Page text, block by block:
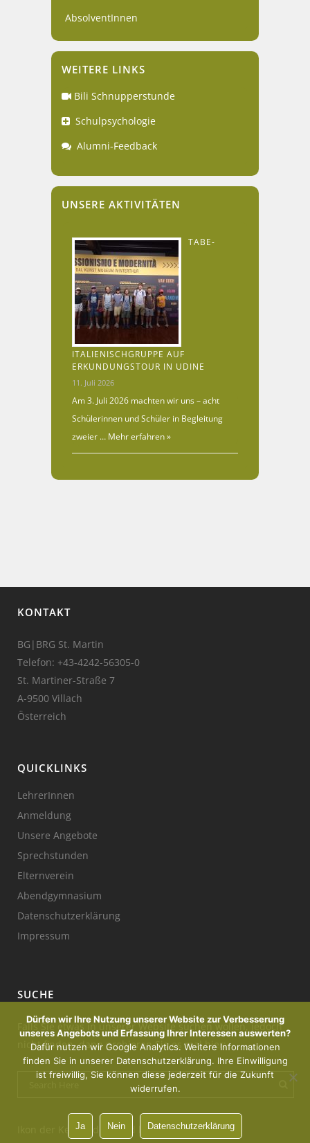
AbsolventInnen
WEITERE LINKS
Bili Schnupperstunde
Schulpsychologie
Alumni-Feedback
UNSERE AKTIVITÄTEN
TABE-
ITALIENISCHGRUPPE AUF
ERKUNDUNGSTOUR IN UDINE
11. Juli 2026
Am 3. Juli 2026 machten wir uns – acht
Schülerinnen und Schüler in Begleitung
zweier … Mehr erfahren »
KONTAKT
BG|BRG St. Martin
Telefon: +43-4242-56305-0
St. Martiner-Straße 7
A-9500 Villach
Österreich
QUICKLINKS
LehrerInnen
Anmeldung
Unsere Angebote
Sprechstunden
Elternverein
Abendgymnasium
Datenschutzerklärung
Impressum
SUCHE
Falls Sie etwas in unserer Website suchen wollen, jedoch
nicht finden, dann probieren Sie es mal hier:
Ikon der Kerze : designed by Freepik
Dürfen wir Ihre Nutzung unserer Website zur Verbesserung
unseres Angebots und Erfassung Ihrer Interessen auswerten?
Dafür nutzen wir Google Analytics. Weitere Informationen
finden Sie in unserer Datenschutzerklärung. Ihre Einwilligung
ist freiwillig, Sie können diese jederzeit für die Zukunft
widerrufen.
Ja Nein Datenschutzerklärung